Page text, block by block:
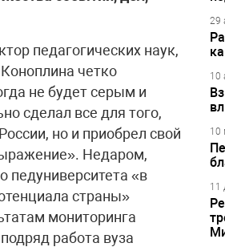
педагогических наук,
четко
не будет серым и
сделал все для того,
но и приобрел свой
Недаром,
педуниверситета «в
страны»
мониторинга
работа вуза
29
10
10
11